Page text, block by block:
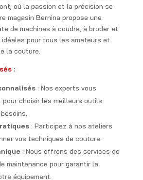
où la passion et la précision se
magasin Bernina propose une
de machines à coudre, à broder et
pour tous les amateurs et
la couture.
:
: Nos experts vous
pour choisir les meilleurs outils
: Participez à nos ateliers
vos techniques de couture.
: Nous offrons des services de
maintenance pour garantir la
équipement.